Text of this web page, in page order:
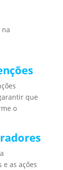
que
o
as ações